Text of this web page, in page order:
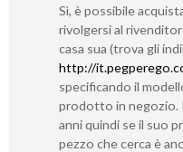
Sì, è possibile
rivolgersi al
casa sua (trova gli
http://
specificando il
prodotto in negozio.
anni quindi se il suo
pezzo che cerca è